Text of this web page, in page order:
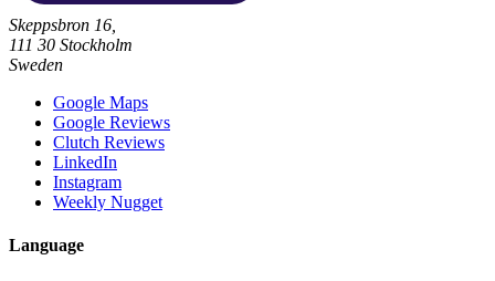
Skeppsbron 16,
111 30 Stockholm
Sweden
Google Maps
Google Reviews
Clutch Reviews
LinkedIn
Instagram
Weekly Nugget
Language